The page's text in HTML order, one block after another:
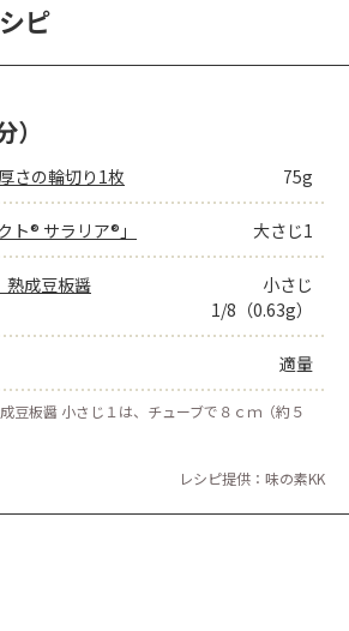
ピ
さの輪切り1枚 75g
ト® サラリア®」 大さじ1
熟成豆板醤
小さじ
1/8（0.63g）
適量
豆板醤 小さじ１は、チューブで８ｃｍ（約５
レシピ提供：味の素KK